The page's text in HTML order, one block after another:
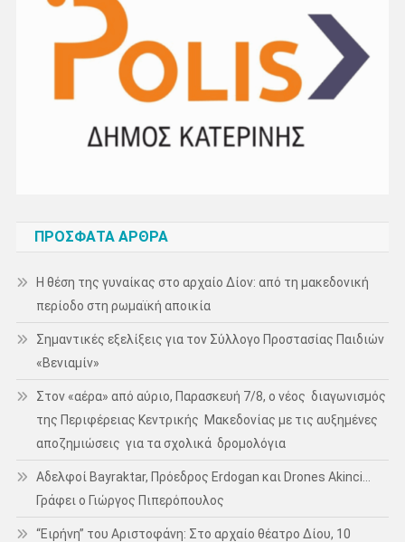
ΠΡΌΣΦΑΤΑ ΆΡΘΡΑ
Η θέση της γυναίκας στο αρχαίο Δίον: από τη μακεδονική
περίοδο στη ρωμαϊκή αποικία
Σημαντικές εξελίξεις για τον Σύλλογο Προστασίας Παιδιών
«Βενιαμίν»
Στον «αέρα» από αύριο, Παρασκευή 7/8, ο νέος διαγωνισμός
της Περιφέρειας Κεντρικής Μακεδονίας με τις αυξημένες
αποζημιώσεις για τα σχολικά δρομολόγια
Αδελφοί Bayraktar, Πρόεδρος Erdogan και Drones Akinci…
Γράφει ο Γιώργος Πιπερόπουλος
“Ειρήνη” του Αριστοφάνη: Στο αρχαίο θέατρο Δίου, 10